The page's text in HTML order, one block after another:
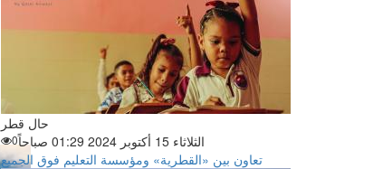
حال قطر
الثلاثاء 15 أكتوبر 2024 01:29 صباحاً
0
تعاون بين «القطرية» ومؤسسة التعليم فوق الجميع